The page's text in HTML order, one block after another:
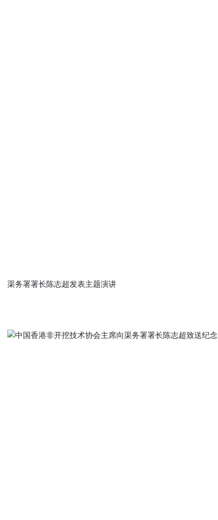
渠务署署长陈志超发表主题演讲